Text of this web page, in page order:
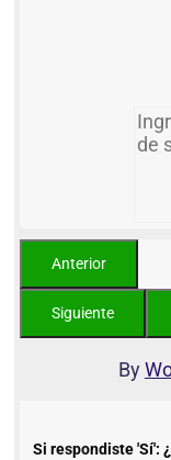
By
Si respondiste 'Sí':